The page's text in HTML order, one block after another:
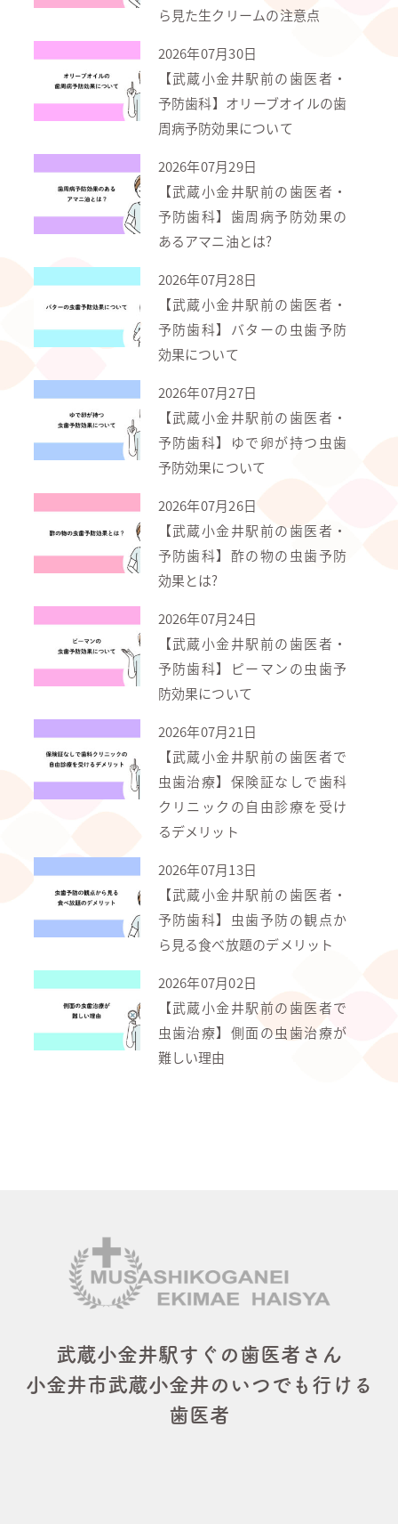
ら見た生クリームの注意点
2026年07月30日
【武蔵小金井駅前の歯医者・
予防歯科】オリーブオイルの歯
周病予防効果について
2026年07月29日
【武蔵小金井駅前の歯医者・
予防歯科】歯周病予防効果の
あるアマニ油とは?
2026年07月28日
【武蔵小金井駅前の歯医者・
予防歯科】バターの虫歯予防
効果について
2026年07月27日
【武蔵小金井駅前の歯医者・
予防歯科】ゆで卵が持つ虫歯
予防効果について
2026年07月26日
【武蔵小金井駅前の歯医者・
予防歯科】酢の物の虫歯予防
効果とは?
2026年07月24日
【武蔵小金井駅前の歯医者・
予防歯科】ピーマンの虫歯予
防効果について
2026年07月21日
【武蔵小金井駅前の歯医者で
虫歯治療】保険証なしで歯科
クリニックの自由診療を受け
るデメリット
2026年07月13日
【武蔵小金井駅前の歯医者・
予防歯科】虫歯予防の観点か
ら見る食べ放題のデメリット
2026年07月02日
【武蔵小金井駅前の歯医者で
虫歯治療】側面の虫歯治療が
難しい理由
武蔵小金井駅すぐの歯医者さん
小金井市武蔵小金井のいつでも行ける
歯医者